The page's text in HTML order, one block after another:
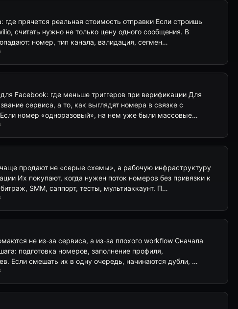
где прячется реальная стоимость отправки Если строишь
считать нужно не только цену одного сообщения. В
номер, тип канала, валидация, сегмен…
Facebook: где меньше триггеров при верификации Для
сервиса, а то, как выглядят номера в связке с
номер «одноразовый», на нем уже были массовые…
продают не «серые схемы», а рабочую инфраструктуру
Их покупают, когда нужен поток номеров без привязки к
SMM, саппорт, тесты, мультиаккаунт. П…
не из-за сервиса, а из-за плохого workflow Сначала
подготовка номеров, заполнение профиля,
Если смешать их в одну очередь, начинаются дубли, …